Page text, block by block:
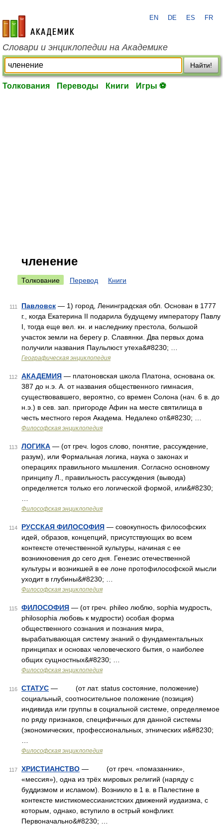
academic.ru
EN DE ES FR
Словари и энциклопедии на Академике
Найти!
Толкования Переводы Книги Игры ⚽
членение
Толкование Перевод Книги
111 Павловск — 1) город, Ленинградская обл. Основан в 1777
г., когда Екатерина II подарила будущему императору Павлу
I, тогда еще вел. кн. и наследнику престола, большой
участок земли на берегу р. Славянки. Два первых дома
получили названия Паульлюст утеха&#8230; …
Географическая энциклопедия
112 АКАДЕМИЯ — платоновская школа Платона, основана ок.
387 до н.э. А. от названия общественного гимнасия,
существовавшего, вероятно, со времен Солона (нач. 6 в. до
н.э.) в сев. зап. пригороде Афин на месте святилища в
честь местного героя Академа. Недалеко от&#8230; …
Философская энциклопедия
113 ЛОГИКА — (от греч. logos слово, понятие, рассуждение,
разум), или Формальная логика, наука о законах и
операциях правильного мышления. Согласно основному
принципу Л., правильность рассуждения (вывода)
определяется только его логической формой, или&#8230;
Философская энциклопедия
114 РУССКАЯ ФИЛОСОФИЯ — совокупность философских
идей, образов, концепций, присутствующих во всем
контексте отечественной культуры, начиная с ее
возникновения до сего дня. Генезис отечественной
культуры и возникшей в ее лоне протофилософской мысли
уходит в глубины&#8230; …
Философская энциклопедия
115 ФИЛОСОФИЯ — (от греч. phileo люблю, sophia мудрость,
philosophia любовь к мудрости) особая форма
общественного сознания и познания мира,
вырабатывающая систему знаний о фундаментальных
принципах и основах человеческого бытия, о наиболее
общих сущностных&#8230; …
Философская энциклопедия
116 СТАТУС — (от лат. status состояние, положение)
социальный, соотносительное положение (позиция)
индивида или группы в социальной системе, определяемое
по ряду признаков, специфичных для данной системы
(экономических, профессиональных, этнических и&#8230;
Философская энциклопедия
117 ХРИСТИАНСТВО — (от греч. «помазанник»,
«мессия»), одна из трёх мировых религий (наряду с
буддизмом и исламом). Возникло в 1 в. в Палестине в
контексте мистикомессианистских движений иудаизма, с
которым, однако, вступило в острый конфликт.
Первоначально&#8230; …